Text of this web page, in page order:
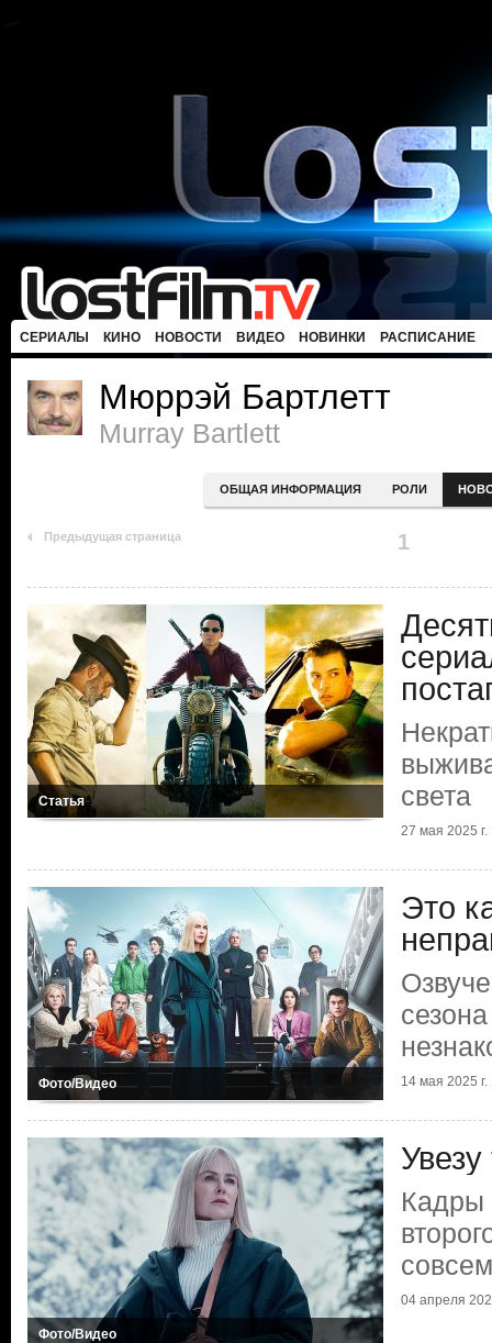
СЕРИАЛЫ КИНО НОВОСТИ ВИДЕО НОВИНКИ РАСПИСАНИЕ
Мюррэй Бартлетт
Murray Bartlett
ОБЩАЯ ИНФОРМАЦИЯ РОЛИ
Предыдущая страница 1
Статья
света
27 мая 2025 г.
Фото/Видео
Это
14 мая 2025 г.
Фото/Видео
Кадры
04 апреля